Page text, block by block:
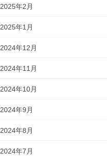
2025年2月
2025年1月
2024年12月
2024年11月
2024年10月
2024年9月
2024年8月
2024年7月